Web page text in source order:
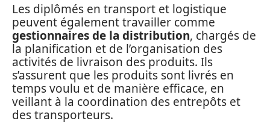
Les diplômés en transport et logistique
peuvent également travailler comme
gestionnaires de la distribution, chargés de
la planification et de l’organisation des
activités de livraison des produits. Ils
s’assurent que les produits sont livrés en
temps voulu et de manière efficace, en
veillant à la coordination des entrepôts et
des transporteurs.